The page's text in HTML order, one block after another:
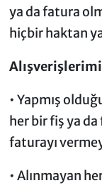
ya da fatura
hiçbir haktan
• Yapmış
her bir fiş ya da
faturayı
• Alınmayan